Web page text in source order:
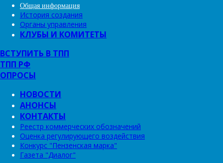
Общая информация
История создания
Органы управления
КЛУБЫ И КОМИТЕТЫ
ВСТУПИТЬ В ТПП
ТПП РФ
ОПРОСЫ
НОВОСТИ
АНОНСЫ
КОНТАКТЫ
Реестр коммерческих обозначений
Оценка регулирующего воздействия
Конкурс "Пензенская марка"
Газета "Диалог"